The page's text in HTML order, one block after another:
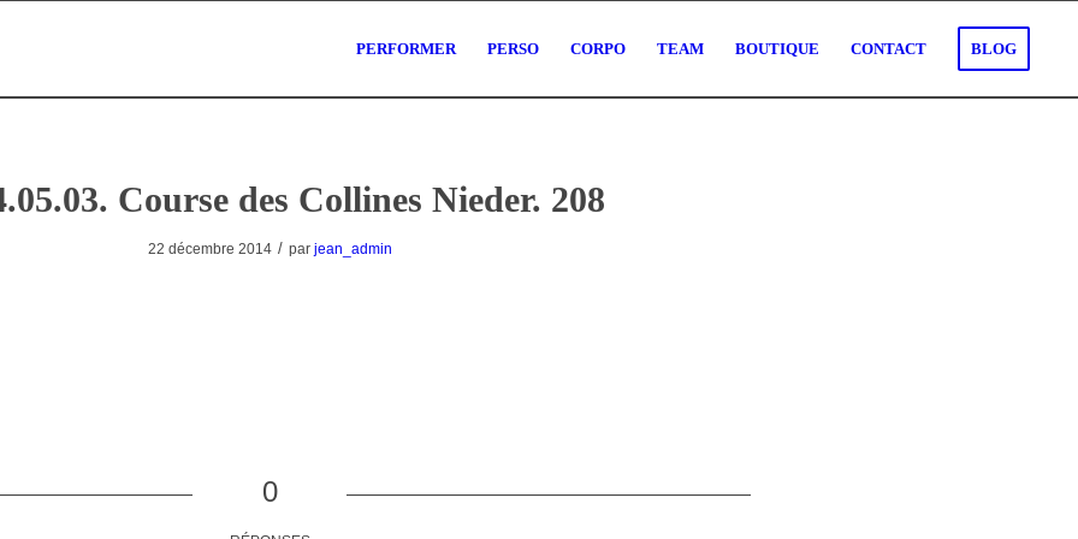
PERFORMER PERSO CORPO TEAM BOUTIQUE CONTACT BLOG
Course des Collines Nieder. 208
22 décembre 2014 / par jean_admin
0